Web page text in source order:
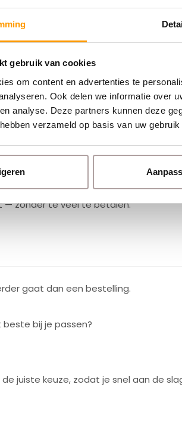
gebruik van cookies
om content en advertenties te
Ook delen we informatie over
analyse. Deze partners kunnen deze
verzameld op basis van uw
van onze prijsstaffels.
— zonder te veel te betalen.
gaat dan een bestelling.
bij je passen?
juiste keuze, zodat je snel aan de